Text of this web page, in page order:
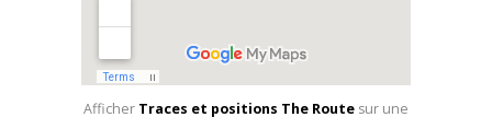
Afficher Traces et positions The Route sur une